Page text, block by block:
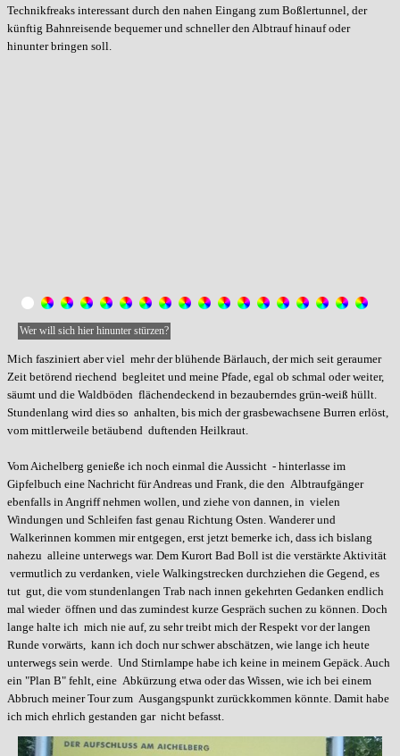
Technikfreaks interessant durch den nahen Eingang zum Boßlertunnel, der
künftig Bahnreisende bequemer und schneller den Albtrauf hinauf oder
hinunter bringen soll.
Wer will sich hier hinunter stürzen?
Mich fasziniert aber viel mehr der blühende Bärlauch, der mich seit geraumer
Zeit betörend riechend begleitet und meine Pfade, egal ob schmal oder weiter,
säumt und die Waldböden flächendeckend in bezauberndes grün-weiß hüllt.
Stundenlang wird dies so anhalten, bis mich der grasbewachsene Burren erlöst,
vom mittlerweile betäubend duftenden Heilkraut.
Vom Aichelberg genieße ich noch einmal die Aussicht - hinterlasse im
Gipfelbuch eine Nachricht für Andreas und Frank, die den Albtraufgänger
ebenfalls in Angriff nehmen wollen, und ziehe von dannen, in vielen
Windungen und Schleifen fast genau Richtung Osten. Wanderer und
Walkerinnen kommen mir entgegen, erst jetzt bemerke ich, dass ich bislang
nahezu alleine unterwegs war. Dem Kurort Bad Boll ist die verstärkte Aktivität
vermutlich zu verdanken, viele Walkingstrecken durchziehen die Gegend, es
tut gut, die vom stundenlangen Trab nach innen gekehrten Gedanken endlich
mal wieder öffnen und das zumindest kurze Gespräch suchen zu können. Doch
lange halte ich mich nie auf, zu sehr treibt mich der Respekt vor der langen
Runde vorwärts, kann ich doch nur schwer abschätzen, wie lange ich heute
unterwegs sein werde. Und Stirnlampe habe ich keine in meinem Gepäck. Auch
ein "Plan B" fehlt, eine Abkürzung etwa oder das Wissen, wie ich bei einem
Abbruch meiner Tour zum Ausgangspunkt zurückkommen könnte. Damit habe
ich mich ehrlich gestanden gar nicht befasst.